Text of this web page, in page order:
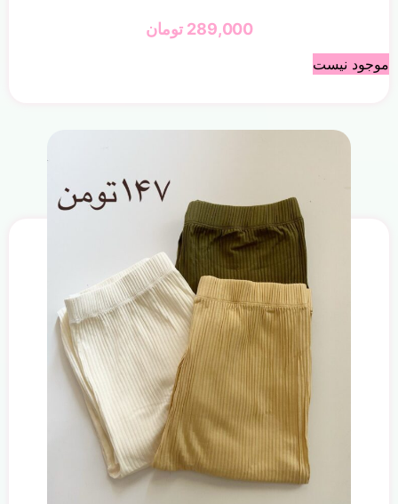
289,000 تومان
موجود نیست